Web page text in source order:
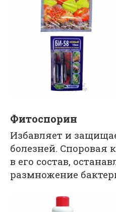
Фитоспорин
Избавляет и
болезней. Споровая
в его состав,
размножение